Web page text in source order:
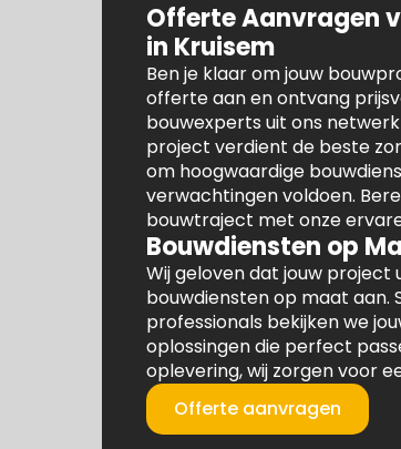
Offerte Aanvragen
in Kruisem
Ben je klaar om jouw
offerte aan en ontvang
bouwexperts uit ons
project verdient de beste
om hoogwaardige
verwachtingen voldoen.
bouwtraject met onze
Bouwdiensten op
Wij geloven dat jouw project
bouwdiensten op maat aan.
professionals bekijken we
oplossingen die perfect
oplevering, wij zorgen voor
Offerte aanvragen